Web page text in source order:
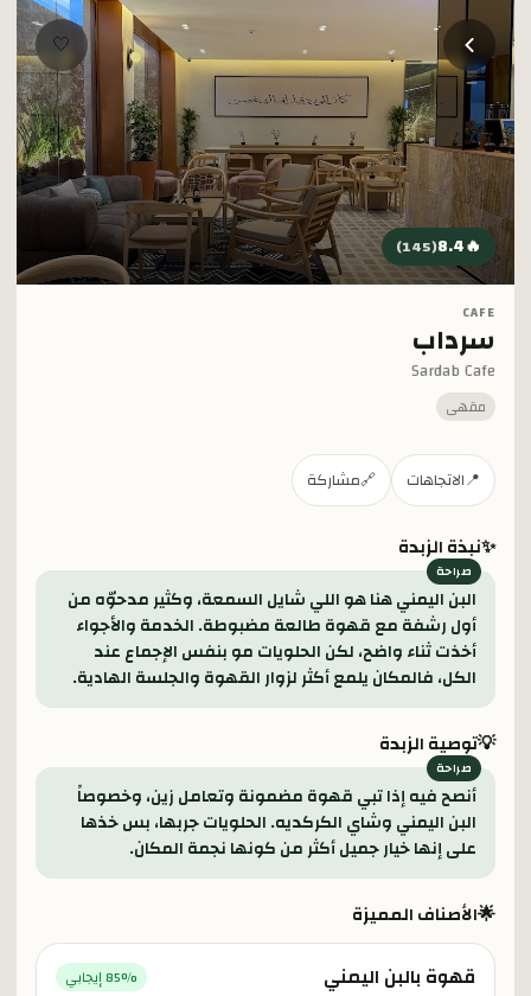
تخطي إلى المحتوى الرئيسي
🤍
🔥
8.4
(
145
)
CAFE
سرداب
Sardab Cafe
مقهى
📍الاتجاهات 🔗مشاركة
✨نبذة الزبدة
البن اليمني هنا هو اللي شايل السمعة، وكثير مدحوّه من
أول رشفة مع قهوة طالعة مضبوطة. الخدمة والأجواء
أخذت ثناء واضح، لكن الحلويات مو بنفس الإجماع عند
الكل، فالمكان يلمع أكثر لزوار القهوة والجلسة الهادية.
💡توصية الزبدة
أنصح فيه إذا تبي قهوة مضمونة وتعامل زين، وخصوصاً
البن اليمني وشاي الكركديه. الحلويات جربها، بس خذها
على إنها خيار جميل أكثر من كونها نجمة المكان.
🌟الأصناف المميزة
قهوة بالبن اليمني 85% إيجابي